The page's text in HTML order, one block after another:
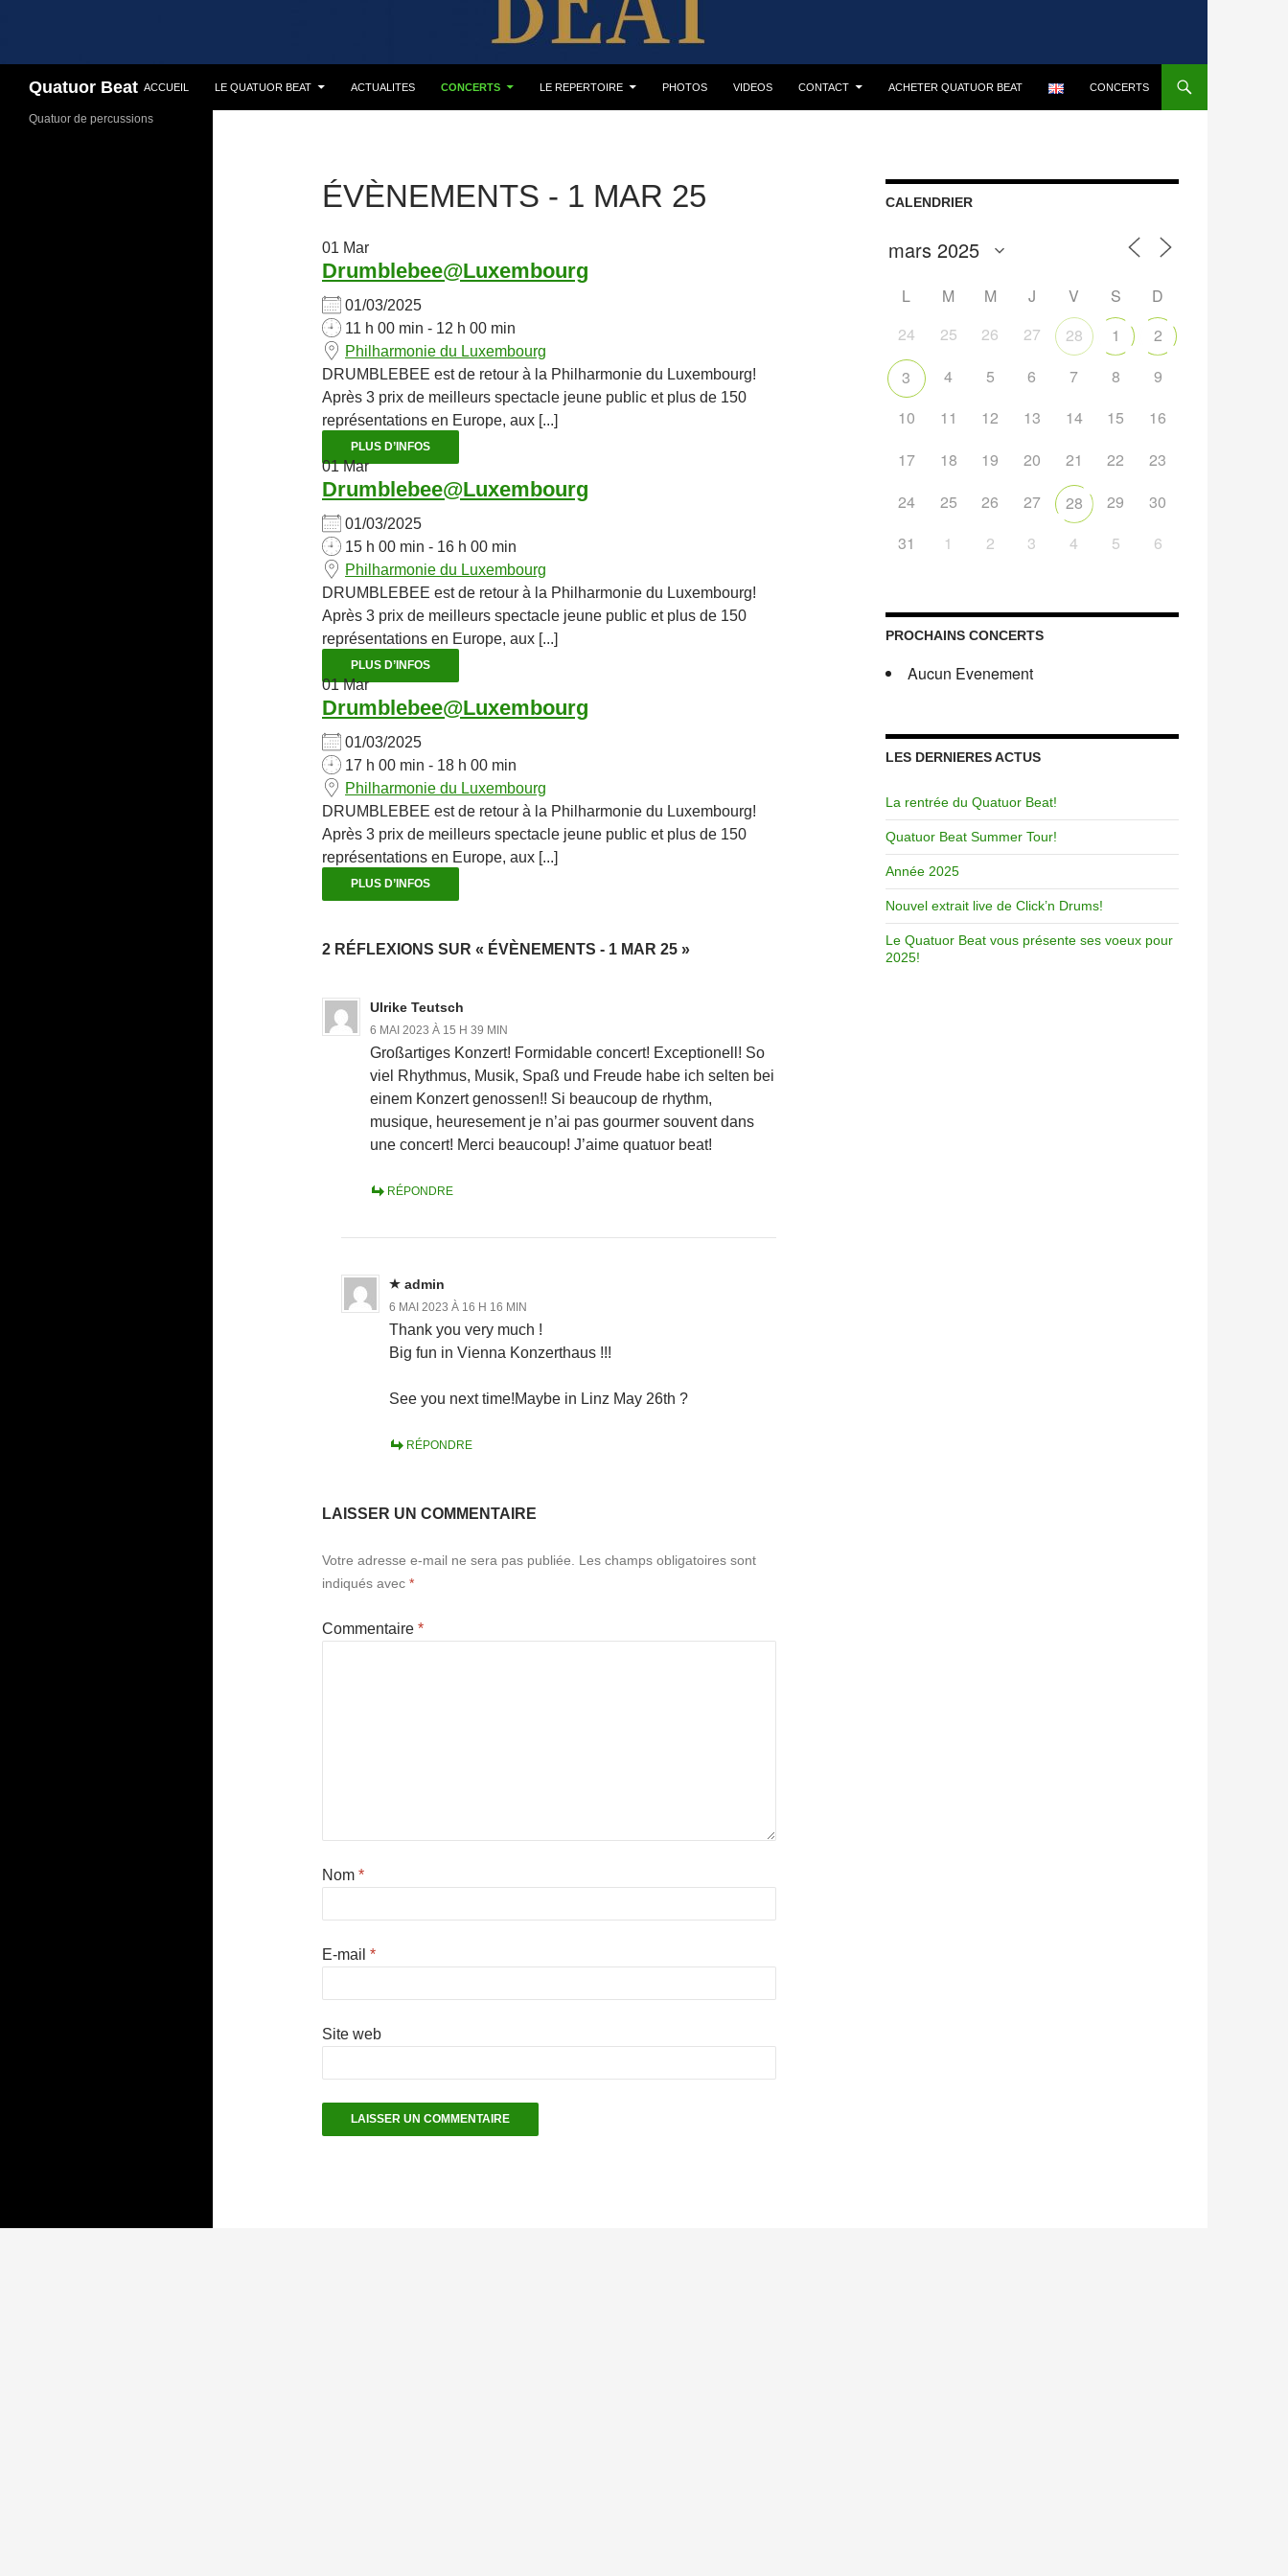
Quatuor Beat ACCUEIL LE QUATUOR BEAT ACTUALITES CONCERTS LE REPERTOIRE PHOTOS VIDEOS CONTACT ACHETER QUATUOR BEAT CONCERTS
ÉVÈNEMENTS - 1 MAR 25
01 Mar
Drumblebee@Luxembourg
01/03/2025
11 h 00 min - 12 h 00 min
Philharmonie du Luxembourg
DRUMBLEBEE est de retour à la Philharmonie du Luxembourg!
Après 3 prix de meilleurs spectacle jeune public et plus de 150
représentations en Europe, aux [...]
PLUS D’INFOS
01 Mar
Drumblebee@Luxembourg
01/03/2025
15 h 00 min - 16 h 00 min
Philharmonie du Luxembourg
DRUMBLEBEE est de retour à la Philharmonie du Luxembourg!
Après 3 prix de meilleurs spectacle jeune public et plus de 150
représentations en Europe, aux [...]
PLUS D’INFOS
01 Mar
Drumblebee@Luxembourg
01/03/2025
17 h 00 min - 18 h 00 min
Philharmonie du Luxembourg
DRUMBLEBEE est de retour à la Philharmonie du Luxembourg!
Après 3 prix de meilleurs spectacle jeune public et plus de 150
représentations en Europe, aux [...]
PLUS D’INFOS
2 RÉFLEXIONS SUR « ÉVÈNEMENTS - 1 MAR 25 »
Ulrike Teutsch
6 MAI 2023 À 15 H 39 MIN
Großartiges Konzert! Formidable concert! Exceptionell! So
viel Rhythmus, Musik, Spaß und Freude habe ich selten bei
einem Konzert genossen!! Si beaucoup de rhythm,
musique, heuresement je n’ai pas gourmer souvent dans
une concert! Merci beaucoup! J’aime quatuor beat!
RÉPONDRE
admin
6 MAI 2023 À 16 H 16 MIN
Thank you very much !
Big fun in Vienna Konzerthaus !!!
See you next time!Maybe in Linz May 26th ?
RÉPONDRE
LAISSER UN COMMENTAIRE
Votre adresse e-mail ne sera pas publiée.
Les champs obligatoires sont
indiqués avec *
Commentaire *
Nom *
E-mail *
Site web
CALENDRIER
L M M J V S
D
24
25 26 27 28 1
2
3
4 5 6 7 8
9
10
11 12 13 14 15
16
17
18 19 20 21 22
23
24
25 26 27 28 29
30
31
1 2 3 4 5 6
PROCHAINS CONCERTS
Aucun Evenement
LES DERNIERES ACTUS
La rentrée du Quatuor Beat!
Quatuor Beat Summer Tour!
Année 2025
Nouvel extrait live de Click’n Drums!
Le Quatuor Beat vous présente ses voeux pour
2025!
Quatuor de percussions